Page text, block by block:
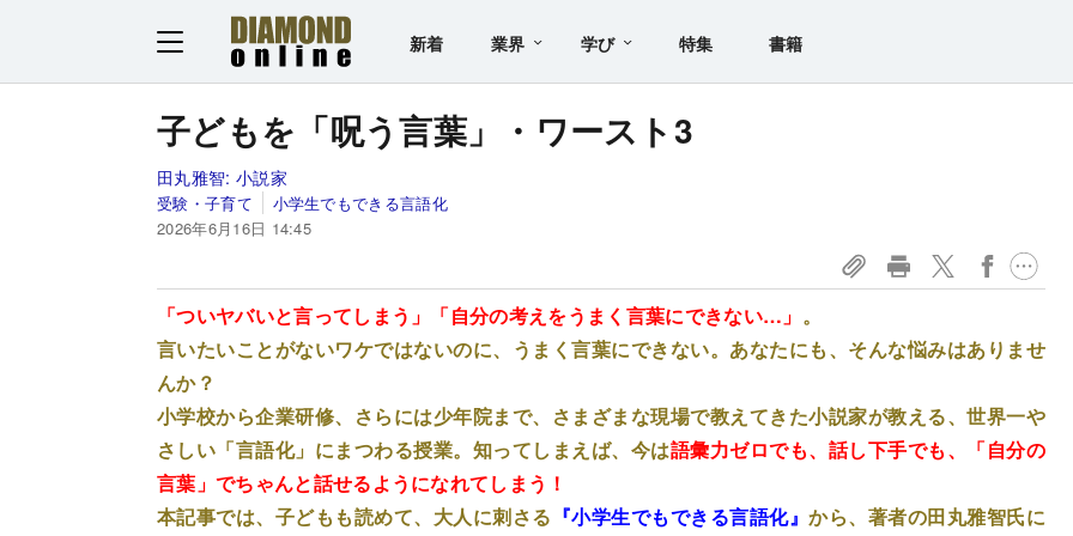
新着 業界 学び 特集 書籍
子どもを「呪う言葉」・ワースト3
田丸雅智: 小説家
受験・子育て
小学生でもできる言語化
2026年6月16日 14:45
「ついヤバいと言ってしまう」「自分の考えをうまく言葉にできない…」 。
言いたいことがないワケではないのに、うまく言葉にできない。 あなたにも、そんな悩みはありませ
んか？
小学校から企業研修、さらには少年院まで、さまざまな現場で教えてきた小説家が教える、世界一や
さしい「言語化」にまつわる授業。知ってしまえば、今は語彙力ゼロでも、話し下手でも、「自分の
言葉」でちゃんと話せるようになれてしまう！
本記事では、子どもも読めて、大人に刺さる 『小学生でもできる言語化』から、著者の田丸雅智氏に